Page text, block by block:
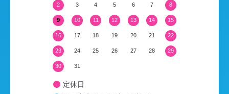
2 3 4 5 6 7 8
9 10 11 12 13 14 15
16 17 18 19 20 21 22
23 24 25 26 27 28 29
30 31
定休日